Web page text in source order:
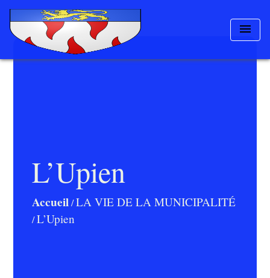
menu
L’Upien
Accueil/LA VIE DE LA MUNICIPALITÉ
/L’Upien